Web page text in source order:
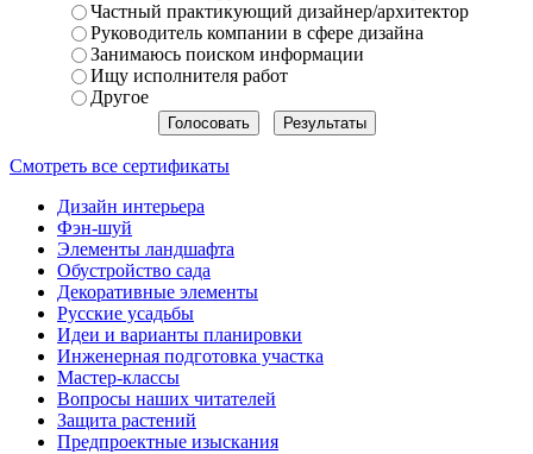
Частный практикующий дизайнер/архитектор
Руководитель компании в сфере дизайна
Занимаюсь поиском информации
Ищу исполнителя работ
Другое
Смотреть все сертификаты
Дизайн интерьера
Фэн-шуй
Элементы ландшафта
Обустройство сада
Декоративные элементы
Русские усадьбы
Идеи и варианты планировки
Инженерная подготовка участка
Мастер-классы
Вопросы наших читателей
Защита растений
Предпроектные изыскания